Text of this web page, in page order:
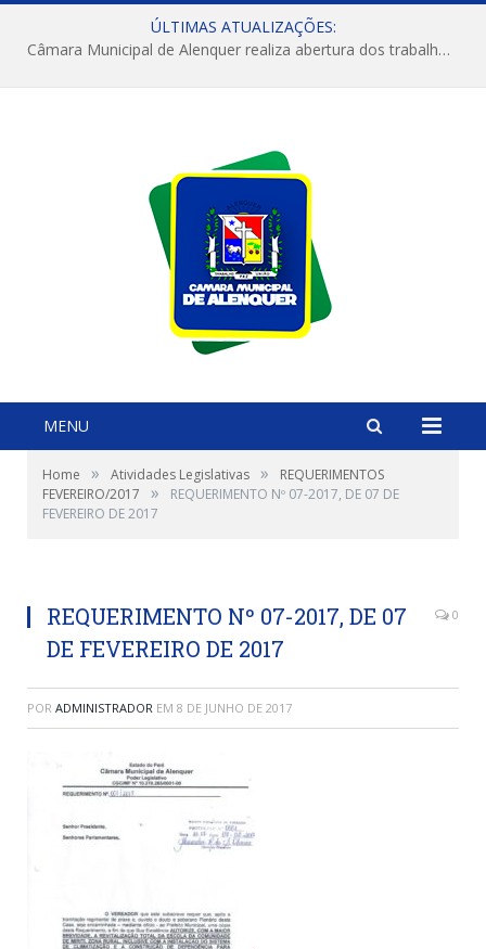
ÚLTIMAS ATUALIZAÇÕES:
Câmara Municipal de Alenquer realiza abertura dos trabalhos do 4º Período Legislativo
MENU
Home » Atividades Legislativas »
REQUERIMENTOS
FEVEREIRO/2017
»
REQUERIMENTO Nº 07-2017, DE 07 DE
FEVEREIRO DE 2017
REQUERIMENTO Nº 07-2017, DE 07
DE FEVEREIRO DE 2017
0
POR ADMINISTRADOR EM 8 DE JUNHO DE 2017